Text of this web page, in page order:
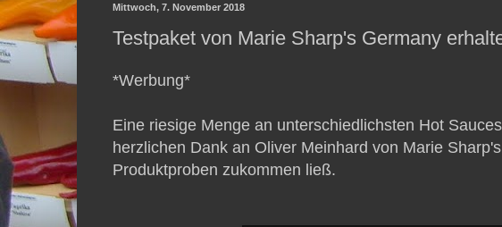
Mittwoch, 7. November 2018
Testpaket von Marie Sharp's Germany
*Werbung*
Eine riesige Menge an unterschiedlichsten Hot
herzlichen Dank an Oliver Meinhard von Marie
Produktproben zukommen ließ.